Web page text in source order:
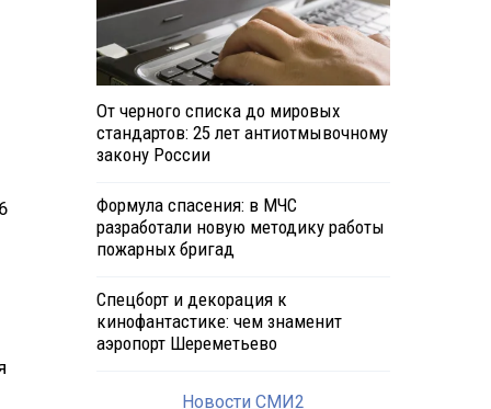
От черного списка до мировых
стандартов: 25 лет антиотмывочному
закону России
Формула спасения: в МЧС
разработали новую методику работы
пожарных бригад
Спецборт и декорация к
кинофантастике: чем знаменит
аэропорт Шереметьево
Новости СМИ2